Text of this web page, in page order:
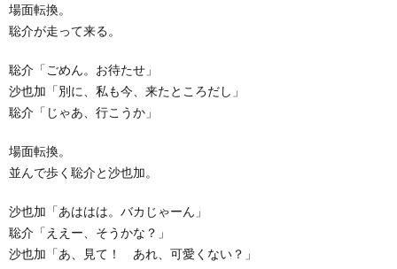
場面転換。
聡介が走って来る。
聡介「ごめん。お待たせ」
沙也加「別に、私も今、来たところだし」
聡介「じゃあ、行こうか」
場面転換。
並んで歩く聡介と沙也加。
沙也加「あははは。バカじゃーん」
聡介「ええー、そうかな？」
沙也加「あ、見て！ あれ、可愛くない？」